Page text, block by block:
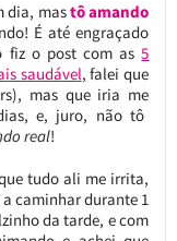
dia, mastô amando
É até engraçado
fiz o post com as5
saudável, falei que
mas que iria me
e, juro, não tô
real!
tudo ali me irrita,
caminhar durante 1
da tarde, e com